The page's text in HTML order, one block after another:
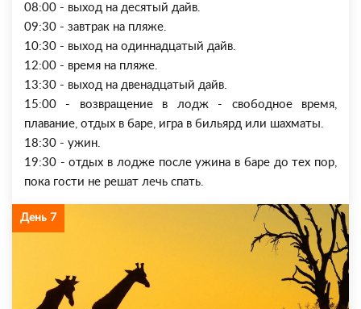
08:00 - выход на десятый дайв.
09:30 - завтрак на пляже.
10:30 - выход на одиннадцатый дайв.
12:00 - время на пляже.
13:30 - выход на двенадцатый дайв.
15:00 - возвращение в лодж - свободное время,
плавание, отдых в баре, игра в бильярд или шахматы.
18:30 - ужин.
19:30 - отдых в лодже после ужина в баре до тех пор,
пока гости не решат лечь спать.
День 7